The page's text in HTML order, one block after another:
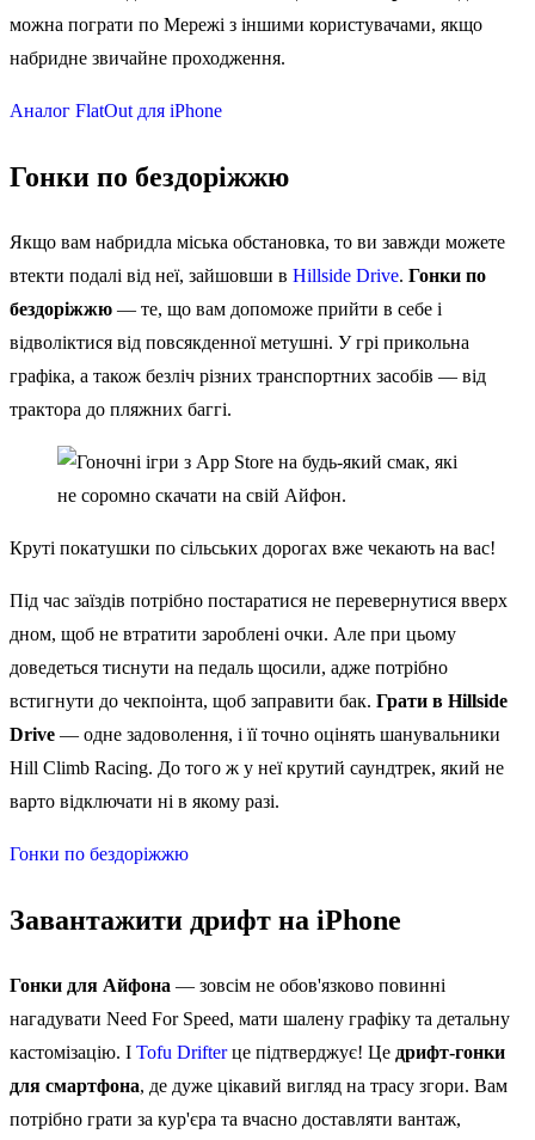
можна пограти по Мережі з іншими користувачами, якщо
набридне звичайне проходження.
Аналог FlatOut для iPhone
Гонки по бездоріжжю
Якщо вам набридла міська обстановка, то ви завжди можете
втекти подалі від неї, зайшовши в Hillside Drive. Гонки по
бездоріжжю — те, що вам допоможе прийти в себе і
відволіктися від повсякденної метушні. У грі прикольна
графіка, а також безліч різних транспортних засобів — від
трактора до пляжних баггі.
Круті покатушки по сільських дорогах вже чекають на вас!
Під час заїздів потрібно постаратися не перевернутися вверх
дном, щоб не втратити зароблені очки. Але при цьому
доведеться тиснути на педаль щосили, адже потрібно
встигнути до чекпоінта, щоб заправити бак. Грати в Hillside
Drive — одне задоволення, і її точно оцінять шанувальники
Hill Climb Racing. До того ж у неї крутий саундтрек, який не
варто відключати ні в якому разі.
Гонки по бездоріжжю
Завантажити дрифт на iPhone
Гонки для Айфона — зовсім не обов'язково повинні
нагадувати Need For Speed, мати шалену графіку та детальну
кастомізацію. І Tofu Drifterце підтверджує! Це дрифт-гонки
для смартфона, де дуже цікавий вигляд на трасу згори. Вам
потрібно грати за кур'єра та вчасно доставляти вантаж,